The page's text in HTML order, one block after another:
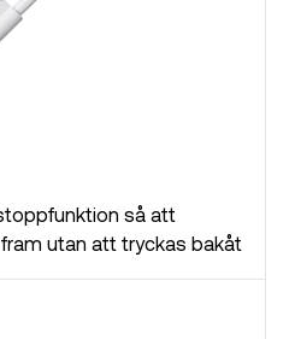
så att
utan att tryckas bakåt